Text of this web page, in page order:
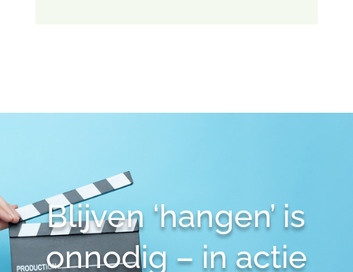
Blijven ‘hangen’ is
onnodig – in actie